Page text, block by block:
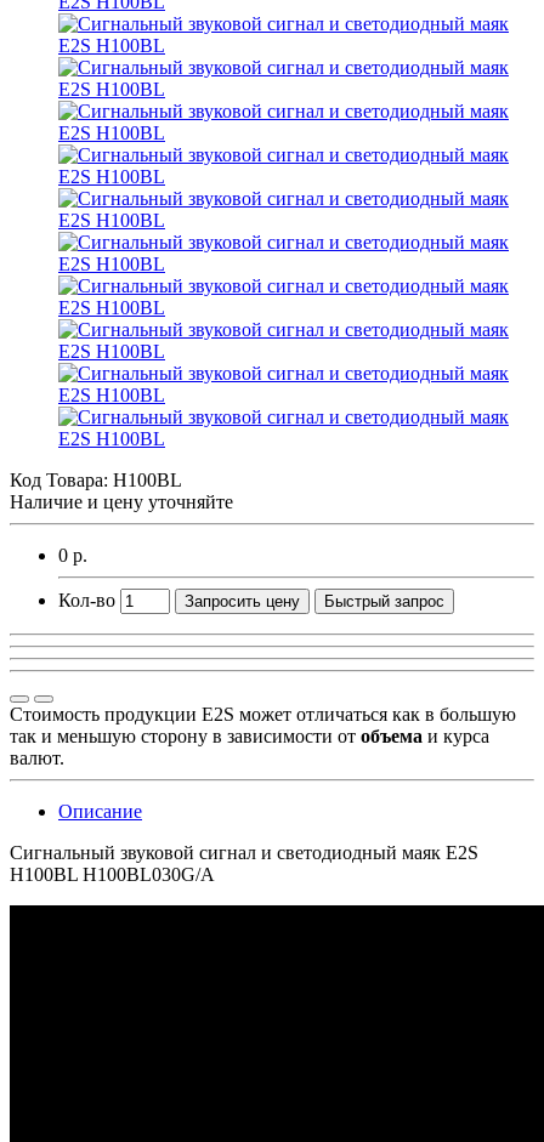
Код Товара: H100BL
Наличие и цену уточняйте
0 р.
Кол-во Запросить цену Быстрый запрос
Стоимость продукции E2S может отличаться как в большую
так и меньшую сторону в зависимости от объема и курса
валют.
Описание
Сигнальный звуковой сигнал и светодиодный маяк E2S
H100BL H100BL030G/A